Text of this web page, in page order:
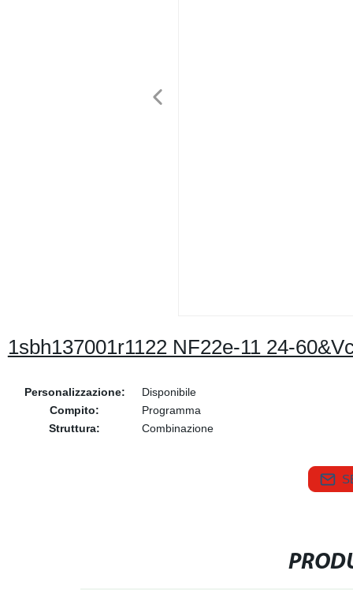
1sbh137001r1122 NF22e-11 24-
Personalizzazione:
Disponibile
Compito:
Programma
Struttura:
Combinazione